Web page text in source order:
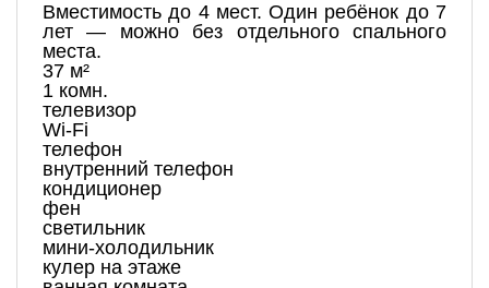
Вместимость до 4 мест. Один ребёнок до 7
лет — можно без отдельного спального
места.
37 м²
1 комн.
телевизор
Wi-Fi
телефон
внутренний телефон
кондиционер
фен
светильник
мини-холодильник
кулер на этаже